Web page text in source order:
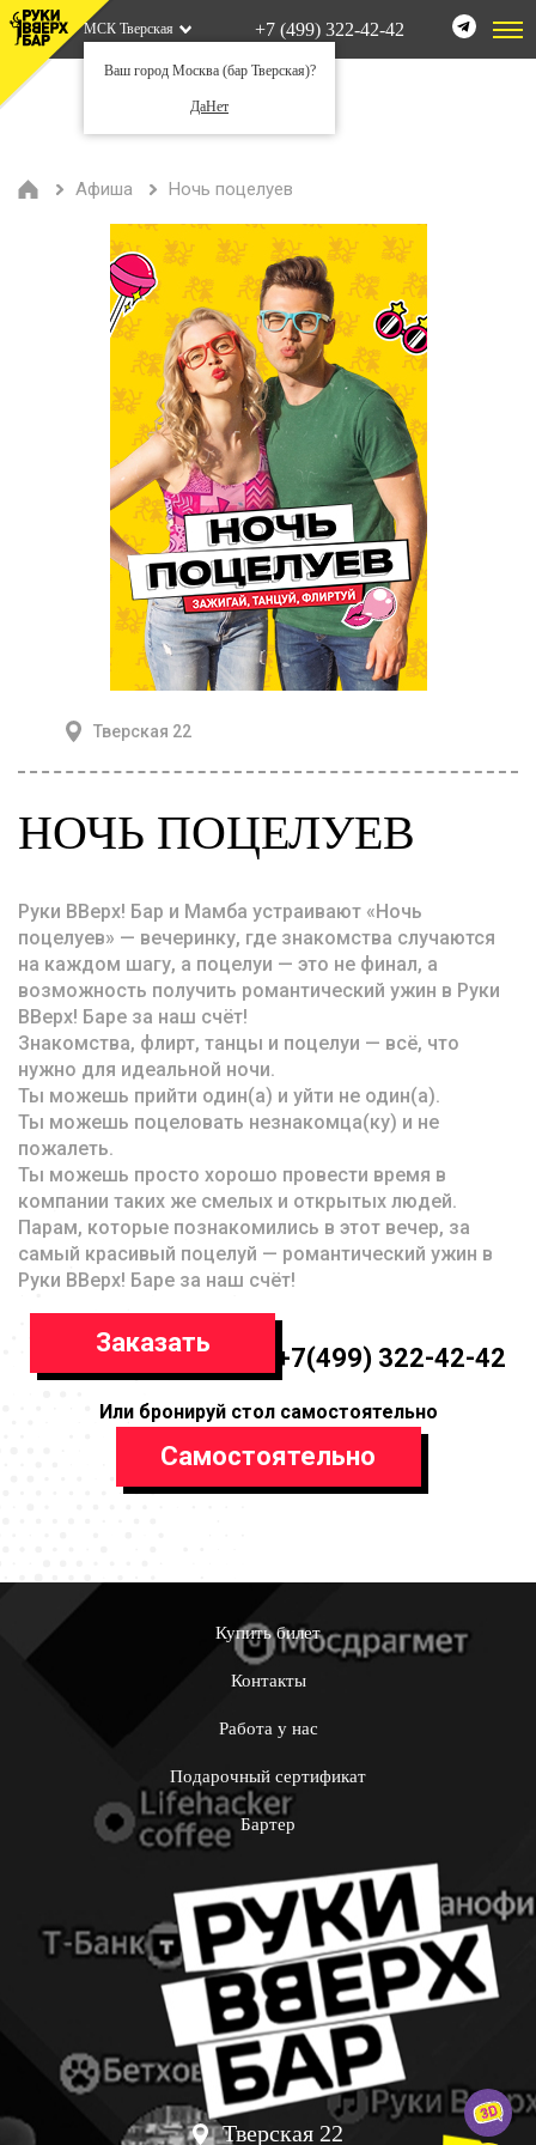
МСК Тверская
Ваш город Москва (бар Тверская)?
ДаНет
+7 (499) 322-42-42
Афиша Ночь поцелуев
Тверская 22
НОЧЬ ПОЦЕЛУЕВ
Руки ВВерх! Бар и Мамба устраивают «Ночь
поцелуев» — вечеринку, где знакомства случаются
на каждом шагу, а поцелуи — это не финал, а
возможность получить романтический ужин в Руки
ВВерх! Баре за наш счёт!
Знакомства, флирт, танцы и поцелуи — всё, что
нужно для идеальной ночи.
Ты можешь прийти один(а) и уйти не один(а).
Ты можешь поцеловать незнакомца(ку) и не
пожалеть.
Ты можешь просто хорошо провести время в
компании таких же смелых и открытых людей.
Парам, которые познакомились в этот вечер, за
самый красивый поцелуй — романтический ужин в
Руки ВВерх! Баре за наш счёт!
Заказать
+7(499) 322-42-42
Или бронируй стол самостоятельно
Самостоятельно
Купить билет
Контакты
Работа у нас
Подарочный сертификат
Бартер
Тверская 22